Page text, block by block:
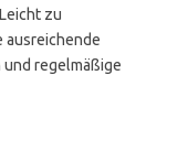
zu
ausreichende
regelmäßige